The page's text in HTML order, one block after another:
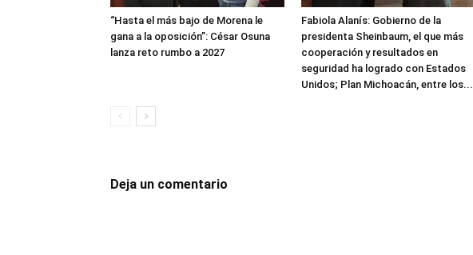
“Hasta el más bajo de Morena le
gana a la oposición”: César Osuna
lanza reto rumbo a 2027
Fabiola Alanís: Gobierno de la
presidenta Sheinbaum, el que más
cooperación y resultados en
seguridad ha logrado con Estados
Unidos; Plan Michoacán, entre los...
Deja un comentario